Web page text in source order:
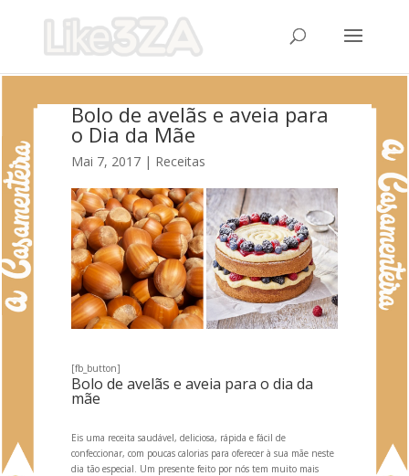
Bolo de avelãs e aveia para
o Dia da Mãe
Mai 7, 2017| Receitas
[fb_button]
Bolo de avelãs e aveia para o dia da
mãe
Eis uma receita saudável, deliciosa, rápida e fácil de
confeccionar, com poucas calorias para oferecer à sua mãe neste
dia tão especial. Um presente feito por nós tem muito mais